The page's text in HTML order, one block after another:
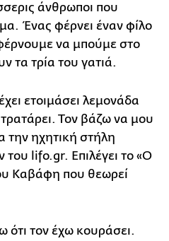
άνθρωποι που
Ένας φέρνει έναν φίλο
να μπούμε στο
τα τρία του γατιά.
ετοιμάσει λεμονάδα
Τον βάζω να μου
την ηχητική στήλη
lifo.gr. Επιλέγει το «Ο
Καβάφη που θεωρεί
ότι τον έχω κουράσει.